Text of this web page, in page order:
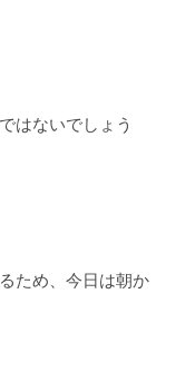
はないでしょう
ため、今日は朝か